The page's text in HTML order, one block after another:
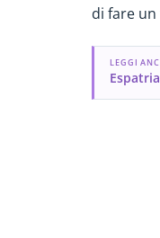
di fare
LEGGI